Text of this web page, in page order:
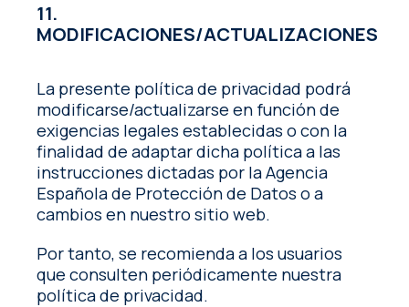
11.
MODIFICACIONES/ACTUALIZACIONES
La presente política de privacidad podrá
modificarse/actualizarse en función de
exigencias legales establecidas o con la
finalidad de adaptar dicha política a las
instrucciones dictadas por la Agencia
Española de Protección de Datos o a
cambios en nuestro sitio web.
Por tanto, se recomienda a los usuarios
que consulten periódicamente nuestra
política de privacidad.